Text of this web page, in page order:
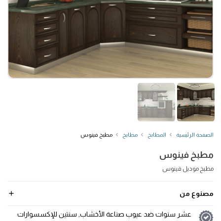
الصفحة الرئيسية المطابخ مطابخ مطبخ فينوس
مطبخ فينوس
مطبخ موديل فينوس
مصنوع من
عشر سنوات ضد عيوب صناعة الأخشاب, سنتين للإكسسوارات